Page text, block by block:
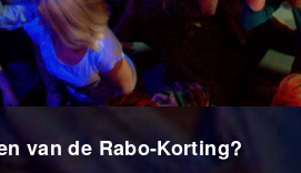
van de Rabo-Korting?